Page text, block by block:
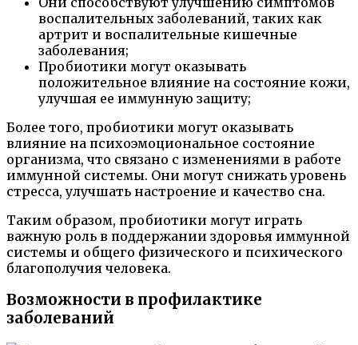
воспалительных заболеваний, таких как
артрит и воспалительные кишечные
заболевания;
Пробиотики могут оказывать
положительное влияние на состояние кожи,
улучшая ее иммунную защиту;
Более того, пробиотики могут оказывать
влияние на психоэмоциональное состояние
организма, что связано с изменениями в работе
иммунной системы. Они могут снижать уровень
стресса, улучшать настроение и качество сна.
Таким образом, пробиотики могут играть
важную роль в поддержании здоровья иммунной
системы и общего физического и психического
благополучия человека.
Возможности в профилактике
заболеваний